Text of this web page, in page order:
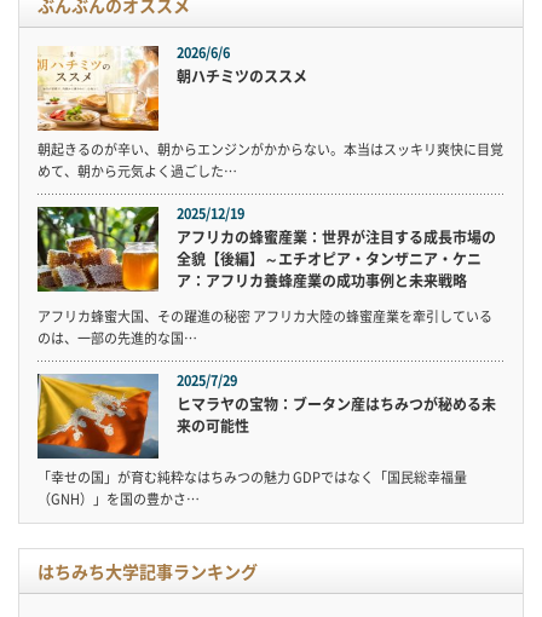
2026/6/6
朝ハチミツのススメ
朝起きるのが辛い、朝からエンジンがかからない。本当はスッキリ爽快に目覚
めて、朝から元気よく過ごした…
2025/12/19
アフリカの蜂蜜産業：世界が注目する成長市場の
全貌【後編】～エチオピア・タンザニア・ケニ
ア：アフリカ養蜂産業の成功事例と未来戦略
アフリカ蜂蜜大国、その躍進の秘密 アフリカ大陸の蜂蜜産業を牽引している
のは、一部の先進的な国…
2025/7/29
ヒマラヤの宝物：ブータン産はちみつが秘める未
来の可能性
「幸せの国」が育む純粋なはちみつの魅力 GDPではなく「国民総幸福量
（GNH）」を国の豊かさ…
はちみち大学記事ランキング